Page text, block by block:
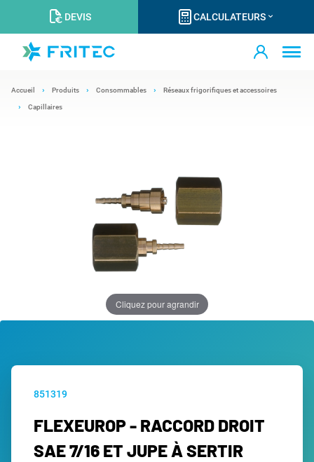
DEVIS CALCULATEURS
Accueil Produits Consommables Réseaux frigorifiques et accessoires
Capillaires
Cliquez pour agrandir
851319
FLEXEUROP - RACCORD DROIT
SAE 7/16 ET JUPE À SERTIR